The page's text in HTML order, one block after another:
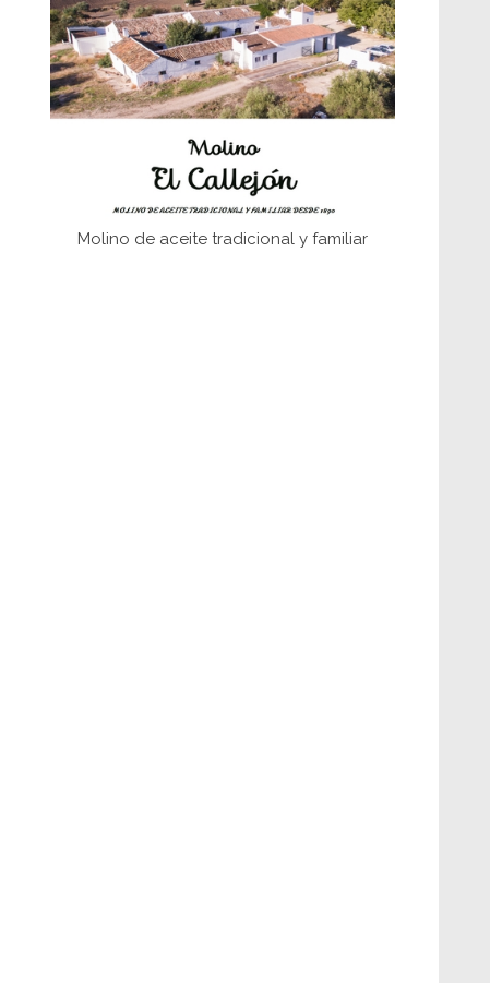
Juntar las letras. La alfabetización en el
campo: del afán de saber a la
autogestión
Historia y vivencias del poblado de Los
Molino de aceite tradicional y familiar